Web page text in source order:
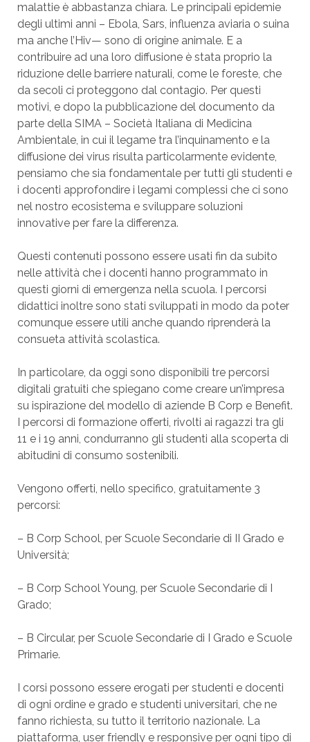
malattie è abbastanza chiara. Le principali epidemie
degli ultimi anni – Ebola, Sars, influenza aviaria o suina
ma anche l’Hiv— sono di origine animale. E a
contribuire ad una loro diffusione è stata proprio la
riduzione delle barriere naturali, come le foreste, che
da secoli ci proteggono dal contagio. Per questi
motivi, e dopo la pubblicazione del documento da
parte della SIMA – Società Italiana di Medicina
Ambientale, in cui il legame tra l’inquinamento e la
diffusione dei virus risulta particolarmente evidente,
pensiamo che sia fondamentale per tutti gli studenti e
i docenti approfondire i legami complessi che ci sono
nel nostro ecosistema e sviluppare soluzioni
innovative per fare la differenza.
Questi contenuti possono essere usati fin da subito
nelle attività che i docenti hanno programmato in
questi giorni di emergenza nella scuola. I percorsi
didattici inoltre sono stati sviluppati in modo da poter
comunque essere utili anche quando riprenderà la
consueta attività scolastica.
In particolare, da oggi sono disponibili tre percorsi
digitali gratuiti che spiegano come creare un’impresa
su ispirazione del modello di aziende B Corp e Benefit.
I percorsi di formazione offerti, rivolti ai ragazzi tra gli
11 e i 19 anni, condurranno gli studenti alla scoperta di
abitudini di consumo sostenibili.
Vengono offerti, nello specifico, gratuitamente 3
percorsi:
– B Corp School, per Scuole Secondarie di II Grado e
Università;
– B Corp School Young, per Scuole Secondarie di I
Grado;
– B Circular, per Scuole Secondarie di I Grado e Scuole
Primarie.
I corsi possono essere erogati per studenti e docenti
di ogni ordine e grado e studenti universitari, che ne
fanno richiesta, su tutto il territorio nazionale. La
piattaforma, user friendly e responsive per ogni tipo di